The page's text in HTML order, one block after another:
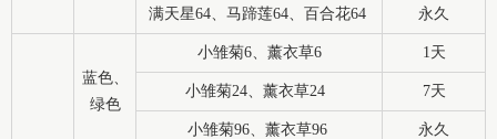
满天星64、马蹄莲64、百合花64 永久
蓝色、
绿色
小雏菊6、薰衣草6 1天
小雏菊24、薰衣草24 7天
小雏菊96、薰衣草96 永久